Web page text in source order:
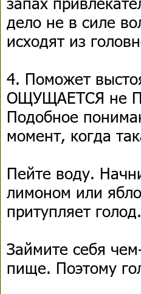
дело не в силе
исходят из
4. Поможет
ОЩУЩАЕТСЯ не
Подобное
момент, когда
Пейте воду.
лимоном или
притупляет голод.
Займите себя
пище. Поэтому